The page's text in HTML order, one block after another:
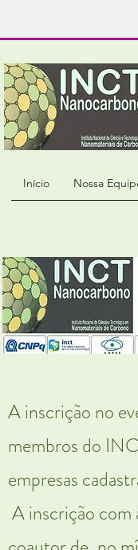
Início Nossa
A inscrição no
membros do
empresas
A inscrição com